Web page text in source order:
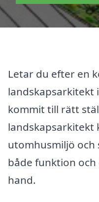
Letar du efter en
landskapsarkitekt
kommit till rätt
landskapsarkitekt
utomhusmiljö och
både funktion
hand.